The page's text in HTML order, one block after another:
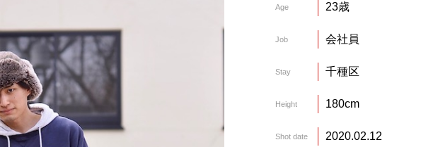
Age 23歳
Job 会社員
Stay 千種区
Height 180cm
Shot date 2020.02.12